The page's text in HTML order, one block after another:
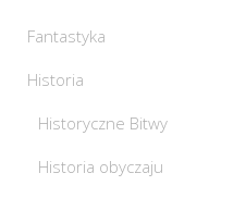
Fantastyka
Historia
Historyczne Bitwy
Historia obyczaju